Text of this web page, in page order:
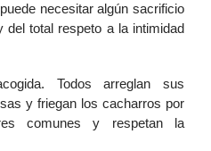
necesitar algún sacrificio
del total respeto a la intimidad
Todos arreglan sus
y friegan los cacharros por
comunes y respetan la